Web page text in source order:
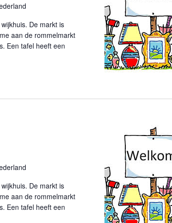
De markt is
aan de rommelmarkt
Een tafel heeft een
De markt is
aan de rommelmarkt
Een tafel heeft een